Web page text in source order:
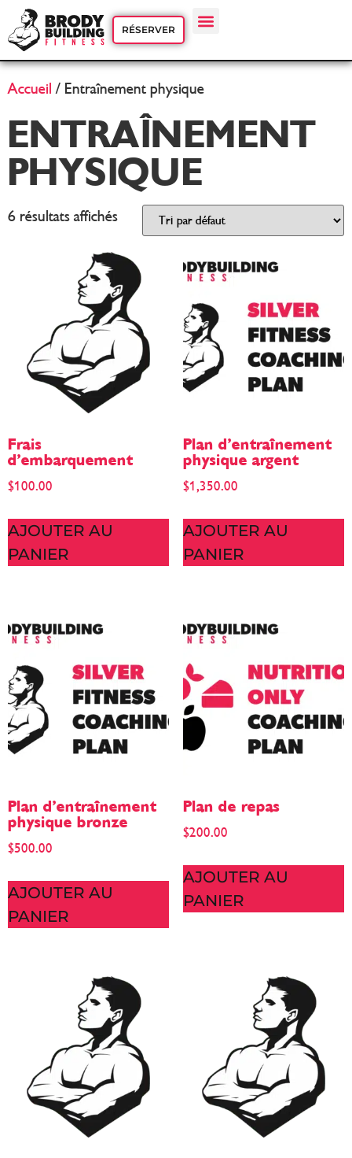
RÉSERVER
Accueil / Entraînement physique
ENTRAÎNEMENT
PHYSIQUE
6 résultats affichés
Frais
d’embarquement
$100.00
AJOUTER AU
PANIER
Plan d’entraînement
physique argent
$1,350.00
AJOUTER AU
PANIER
Plan d’entraînement
physique bronze
$500.00
AJOUTER AU
PANIER
Plan de repas
$200.00
AJOUTER AU
PANIER